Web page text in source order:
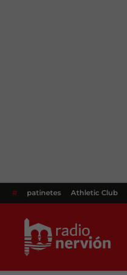
# patinetes Athletic Club